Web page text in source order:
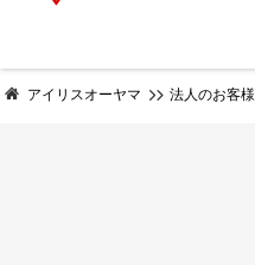
アイリスオーヤマ 法人のお客様